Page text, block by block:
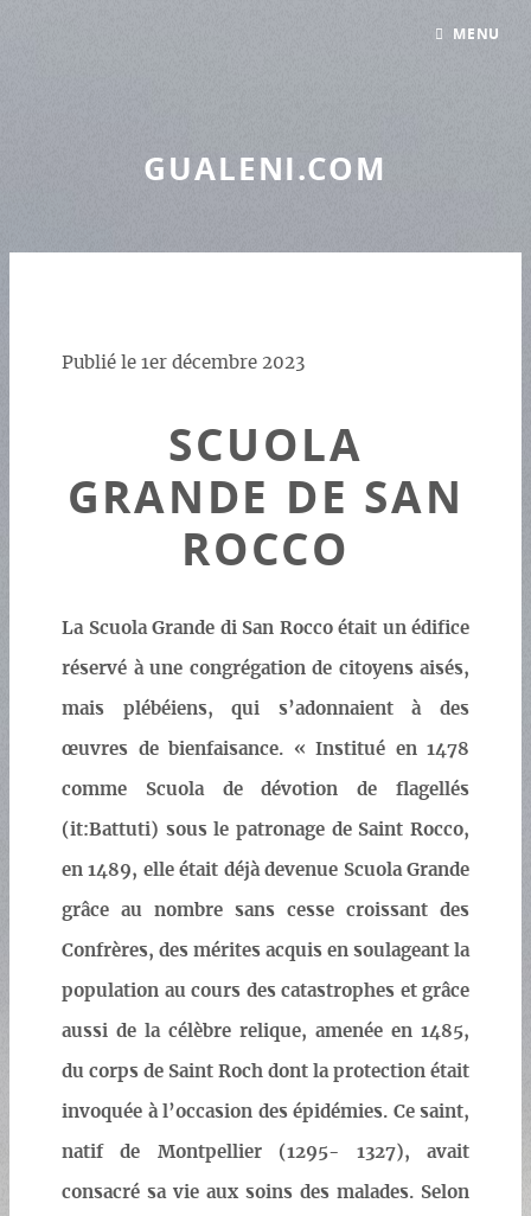
GUALENI.COM
Publié le 1er décembre 2023
SCUOLA
GRANDE DE SAN
ROCCO
La Scuola Grande di San Rocco était un édifice
réservé à une congrégation de citoyens aisés,
mais plébéiens, qui s’adonnaient à des
œuvres de bienfaisance. « Institué en 1478
comme Scuola de dévotion de flagellés
(it:Battuti) sous le patronage de Saint Rocco,
en 1489, elle était déjà devenue Scuola Grande
grâce au nombre sans cesse croissant des
Confrères, des mérites acquis en soulageant la
population au cours des catastrophes et grâce
aussi de la célèbre relique, amenée en 1485,
du corps de Saint Roch dont la protection était
invoquée à l’occasion des épidémies. Ce saint,
natif de Montpellier (1295- 1327), avait
consacré sa vie aux soins des malades. Selon
MENU